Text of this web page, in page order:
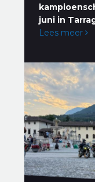
juni in
Lees meer